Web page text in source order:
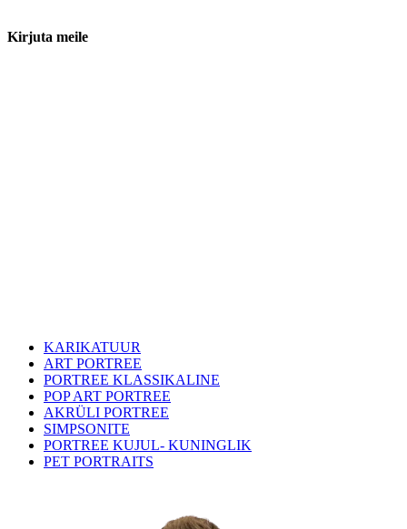
Kirjuta meile
KARIKATUUR
ART PORTREE
PORTREE KLASSIKALINE
POP ART PORTREE
AKRÜLI PORTREE
SIMPSONITE
PORTREE KUJUL- KUNINGLIK
PET PORTRAITS